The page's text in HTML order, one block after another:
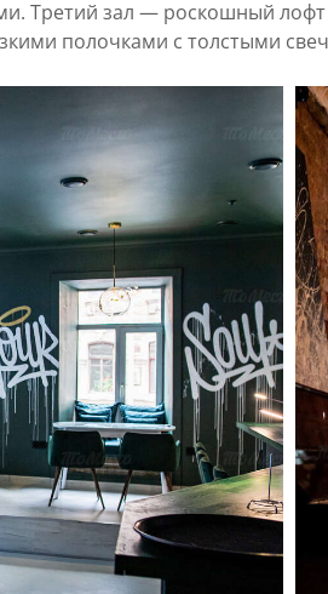
Третий зал — роскошный лофт
полочками с толстыми